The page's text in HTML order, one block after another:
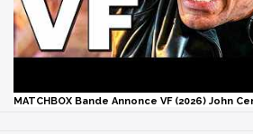
MATCHBOX Bande Annonce VF (2026) John